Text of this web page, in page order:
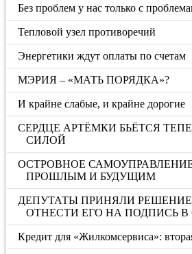
Без проблем у нас только с
Тепловой узел противоречий
Энергетики ждут оплаты по счетам
МЭРИЯ – «МАТЬ ПОРЯДКА»?
И крайне слабые, и крайне дорогие
СЕРДЦЕ АРТЁМКИ БЬЁТСЯ
СИЛОЙ
ОСТРОВНОЕ
ПРОШЛЫМ И БУДУЩИМ
ДЕПУТАТЫ ПРИНЯЛИ
ОТНЕСТИ ЕГО НА ПОДПИСЬ В
Кредит для «Жилкомсервиса»: